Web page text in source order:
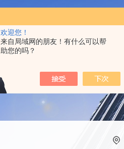
欢迎您！
来自局域网的朋友！有什么可以帮
助您的吗？